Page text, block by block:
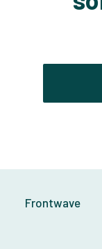
Frontwave